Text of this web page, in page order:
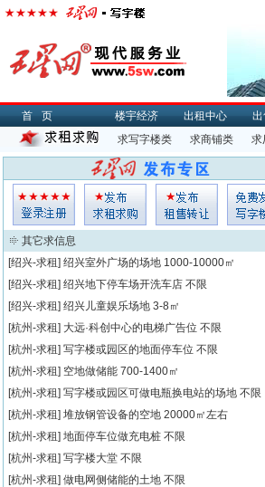
首页 楼宇经济 出租中心
求写字楼类
求商铺类 求
其它求信息
[绍兴-求租] 绍兴室外广场的场地 1000-10000㎡
[绍兴-求租] 绍兴地下停车场开洗车店 不限
[绍兴-求租] 绍兴儿童娱乐场地 3-8㎡
[杭州-求租] 大远·科创中心的电梯广告位 不限
[杭州-求租] 写字楼或园区的地面停车位 不限
[杭州-求租] 空地做储能 700-1400㎡
[杭州-求租] 写字楼或园区可做电瓶换电站的场地 不限
[杭州-求租] 堆放钢管设备的空地 20000㎡左右
[杭州-求租] 地面停车位做充电桩 不限
[杭州-求租] 写字楼大堂 不限
[杭州-求租] 做电网侧储能的土地 不限